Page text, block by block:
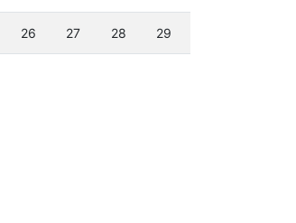
26 27 28 29